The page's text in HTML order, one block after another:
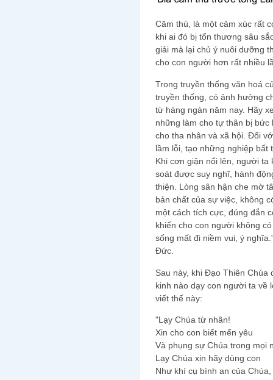
Căm thù, là một cảm xúc rất
khi ai đó bị tổn thương sâu
giải mà lại chủ ý nuôi dưỡng
cho con người hơn rất nhiều
Trong truyền thống văn hoá
truyền thống, có ảnh hưởng
từ hàng ngàn năm nay. Hãy
những làm cho tự thân bị
cho tha nhân và xã hội. Đối
lầm lỗi, tạo những nghiệp bất
Khi cơn giận nổi lên, người ta
soát được suy nghĩ, hành
thiện. Lòng sân hận che mờ
bản chất của sự việc, không
một cách tích cực, đúng đắn
khiến cho con người không
sống mất đi niềm vui, ý
Đức.
Sau này, khi Đạo Thiên Chúa
kinh nào dạy con người ta về
viết thế này:
"Lạy Chúa từ nhân!
Xin cho con biết mến yêu
Và phụng sự Chúa trong mọi
Lạy Chúa xin hãy dùng con
Như khí cụ bình an của Chúa,